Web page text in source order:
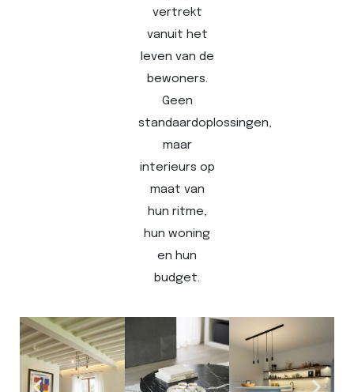
vertrekt
vanuit het
leven van de
bewoners.
Geen
standaardoplossingen,
maar
interieurs op
maat van
hun ritme,
hun woning
en hun
budget.